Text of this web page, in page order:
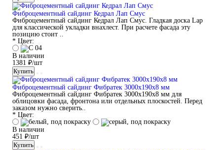
Фиброцементный сайдинг Кедрал Лап Смус
Фиброцементный сайдинг Кедрал Лап Смус. Гладкая доска Lap
для классической укладки внахлест. При расчете фасада эту
позицию стоит ..
* Цвет:
В наличии
1381 ₽/шт
Купить
Фиброцементный сайдинг Фибратек 3000x190x8 мм
Фиброцементный сайдинг Фибратек 3000x190x8 мм для
облицовки фасада, фронтона или отдельных плоскостей. Перед
заказом нужно сверить..
* Цвет:
В наличии
451 ₽/шт
Купить